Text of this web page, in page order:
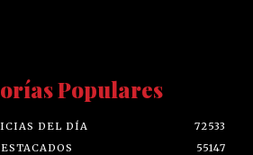
Populares
DEL DÍA
72533
55147